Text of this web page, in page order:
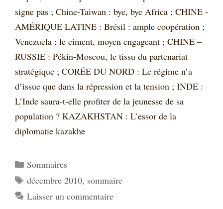
signe pas ; Chine-Taiwan : bye, bye Africa ; CHINE -
AMÉRIQUE LATINE : Brésil : ample coopération ;
Venezuela : le ciment, moyen engageant ; CHINE –
RUSSIE : Pékin-Moscou, le tissu du partenariat
stratégique ; CORÉE DU NORD : Le régime n’a
d’issue que dans la répression et la tension ; INDE :
L’Inde saura-t-elle profiter de la jeunesse de sa
population ? KAZAKHSTAN : L’essor de la
diplomatie kazakhe
Catégories
Sommaires
Étiquettes
décembre 2010, sommaire
Laisser un commentaire